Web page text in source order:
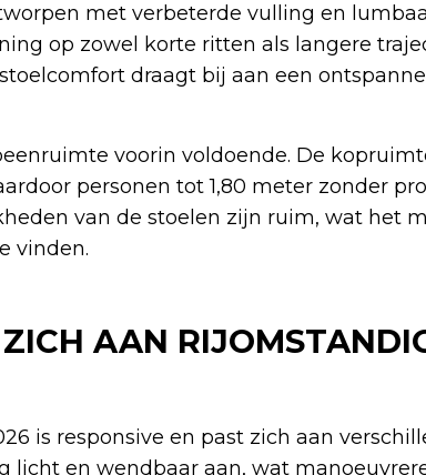
met verbeterde vulling en
op zowel korte ritten als langere
draagt bij aan een
voorin voldoende. De
personen tot 1,80 meter zonder
van de stoelen zijn ruim, wat het
vinden.
AAN
is responsive en past zich aan
licht en wendbaar aan, wat